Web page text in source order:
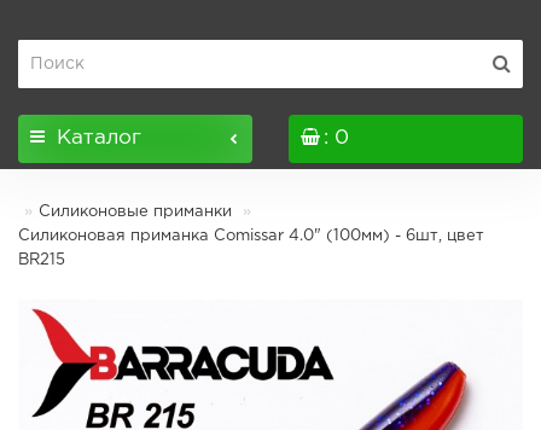
Каталог : 0
Силиконовые приманки
Силиконовая приманка Comissar 4.0" (100мм) - 6шт, цвет
BR215